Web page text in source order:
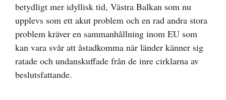
betydligt mer idyllisk tid, Västra Balkan som nu
upplevs som ett akut problem och en rad andra stora
problem kräver en sammanhållning inom EU som
kan vara svår att åstadkomma när länder känner sig
ratade och undanskuffade från de inre cirklarna av
beslutsfattande.